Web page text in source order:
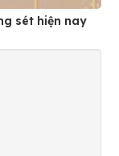
sét hiện nay